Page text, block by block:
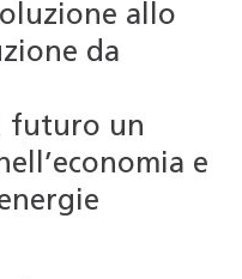
allo
da
futuro un
e